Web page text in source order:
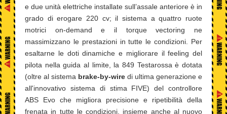
e due unità elettriche installate sull’assale anteriore è in
grado di erogare 220 cv; il sistema a quattro ruote
motrici on-demand e il torque vectoring ne
massimizzano le prestazioni in tutte le condizioni. Per
esaltarne le doti dinamiche e migliorare il feeling del
pilota nella guida al limite, la 849 Testarossa è dotata
(oltre al sistema brake-by-wire di ultima generazione e
all'innovativo sistema di stima FIVE) del controllore
ABS Evo che migliora precisione e ripetibilità della
frenata in tutte le condizioni, insieme anche al nuovo